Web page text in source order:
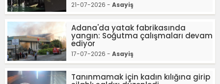
21-07-2026 - Asayiş
Adana'da yatak fabrikasında
yangın: Soğutma çalışmaları devam
ediyor
17-07-2026 - Asayiş
Tanınmamak için kadın kılığına girip